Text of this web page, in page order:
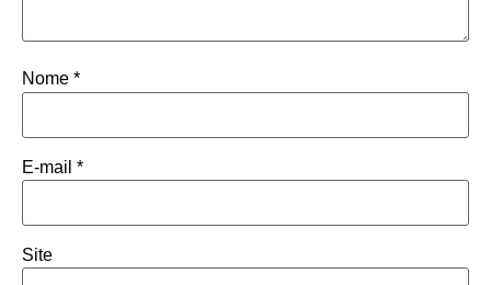
Nome *
E-mail *
Site